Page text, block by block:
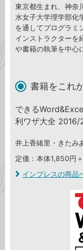
東京都生まれ、神奈
水女子大学理学部化
を通してプログラミ
インストラクターを
や書籍の執筆を中心
書籍をこれ
できる
利ワザ大全 2016/
井上香緒里・きたみ
定価：本体1,850円
インプレスの商品